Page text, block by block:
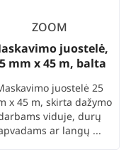
ZOOM
juostelė,
mm x 45 m, balta
juostelė 25
x 45 m, skirta dažymo
viduje, durų
ar langų ...